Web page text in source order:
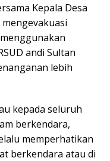
Kepala Desa
andi Sultan
lebih
kepada seluruh
berkendara,
memperhatikan
berkendara atau di